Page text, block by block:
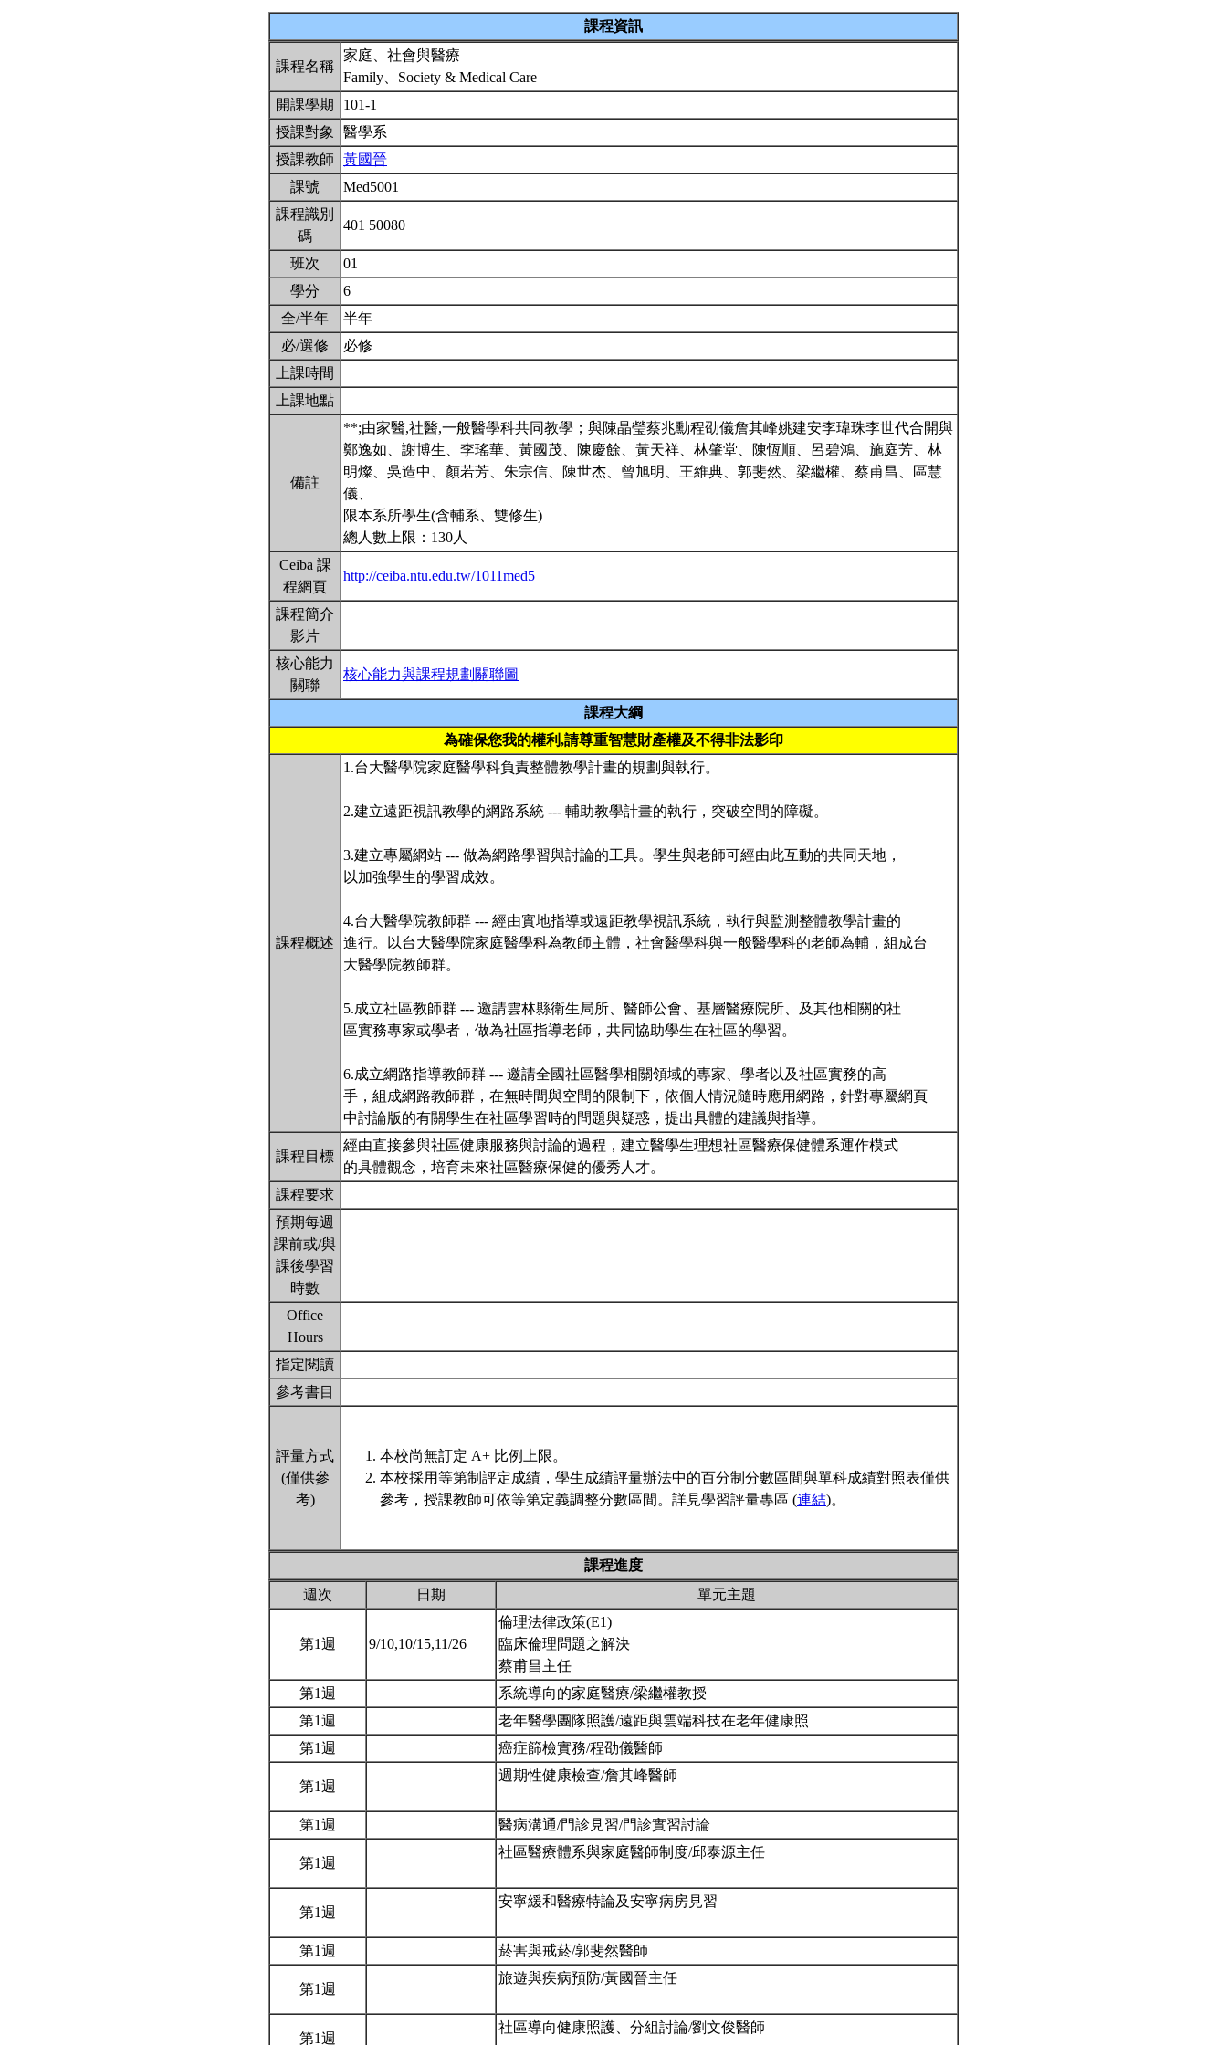
課程資訊
課程名稱
家庭、社會與醫療
Family、Society & Medical Care
開課學期
101-1
授課對象
醫學系
授課教師
黃國晉
課號
Med5001
課程識別
碼
401 50080
班次
01
學分
6
全/半年
半年
必/選修
必修
上課時間
上課地點
備註
**;由家醫,社醫,一般醫學科共同教學；與陳晶瑩蔡兆勳程劭儀詹其峰姚建安李瑋珠李世代合開與
鄭逸如、謝博生、李瑤華、黃國茂、陳慶餘、黃天祥、林肇堂、陳恆順、呂碧鴻、施庭芳、林
明燦、吳造中、顏若芳、朱宗信、陳世杰、曾旭明、王維典、郭斐然、梁繼權、蔡甫昌、區慧
儀、
限本系所學生(含輔系、雙修生)
總人數上限：130人
Ceiba 課
程網頁
http://ceiba.ntu.edu.tw/1011med5
課程簡介
影片
核心能力
關聯
核心能力與課程規劃關聯圖
課程大綱
為確保您我的權利,請尊重智慧財產權及不得非法影印
課程概述
1.台大醫學院家庭醫學科負責整體教學計畫的規劃與執行。
2.建立遠距視訊教學的網路系統 --- 輔助教學計畫的執行，突破空間的障礙。
3.建立專屬網站 --- 做為網路學習與討論的工具。學生與老師可經由此互動的共同天地，
以加強學生的學習成效。
4.台大醫學院教師群 --- 經由實地指導或遠距教學視訊系統，執行與監測整體教學計畫的
進行。以台大醫學院家庭醫學科為教師主體，社會醫學科與一般醫學科的老師為輔，組成台
大醫學院教師群。
5.成立社區教師群 --- 邀請雲林縣衛生局所、醫師公會、基層醫療院所、及其他相關的社
區實務專家或學者，做為社區指導老師，共同協助學生在社區的學習。
6.成立網路指導教師群 --- 邀請全國社區醫學相關領域的專家、學者以及社區實務的高
手，組成網路教師群，在無時間與空間的限制下，依個人情況隨時應用網路，針對專屬網頁
中討論版的有關學生在社區學習時的問題與疑惑，提出具體的建議與指導。
課程目標
經由直接參與社區健康服務與討論的過程，建立醫學生理想社區醫療保健體系運作模式
的具體觀念，培育未來社區醫療保健的優秀人才。
課程要求
預期每週
課前或/與
課後學習
時數
Office
Hours
指定閱讀
參考書目
評量方式
(僅供參
考)
本校尚無訂定 A+ 比例上限。
本校採用等第制評定成績，學生成績評量辦法中的百分制分數區間與單科成績對照表僅供
參考，授課教師可依等第定義調整分數區間。詳見學習評量專區 (連結)。
課程進度
週次
日期 單元主題
第1週 9/10,10/15,11/26
倫理法律政策(E1)
臨床倫理問題之解決
蔡甫昌主任
第1週
系統導向的家庭醫療/梁繼權教授
第1週
老年醫學團隊照護/遠距與雲端科技在老年健康照
第1週
癌症篩檢實務/程劭儀醫師
第1週
週期性健康檢查/詹其峰醫師
第1週 醫病溝通/門診見習/門診實習討論
第1週
社區醫療體系與家庭醫師制度/邱泰源主任
第1週
安寧緩和醫療特論及安寧病房見習
第1週 菸害與戒菸/郭斐然醫師
第1週
旅遊與疾病預防/黃國晉主任
第1週
社區導向健康照護、分組討論/劉文俊醫師